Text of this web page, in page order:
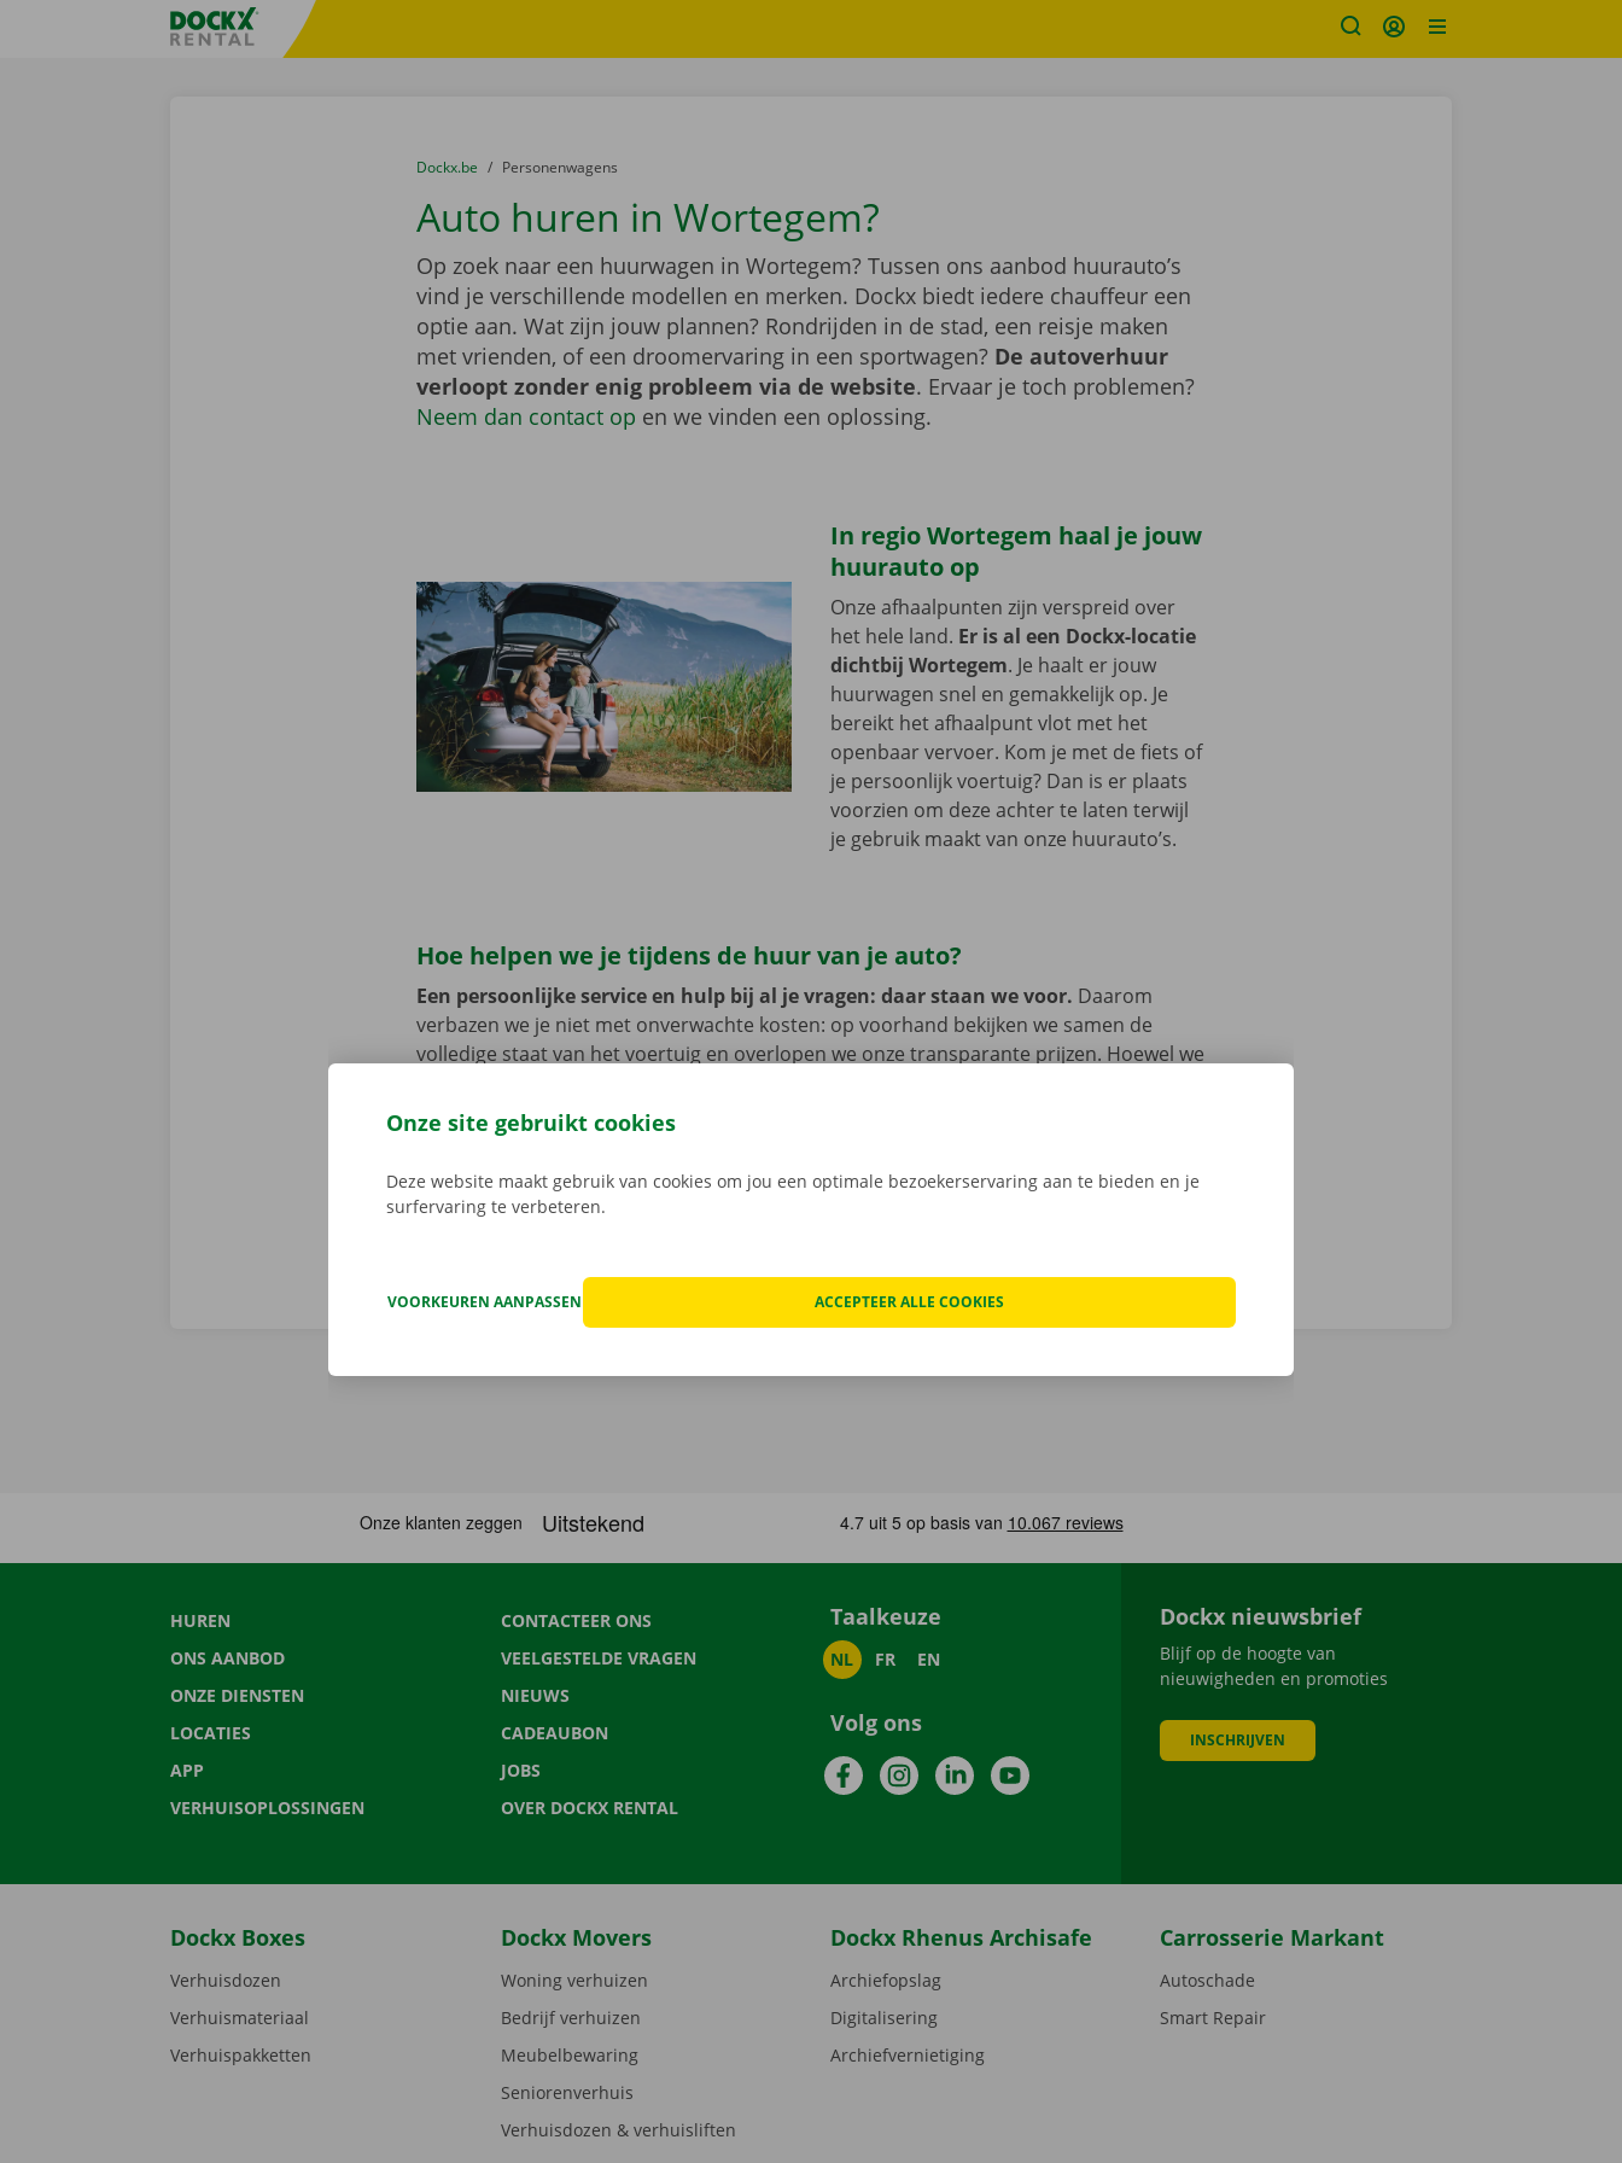
Taalselectie overslaanFratello DEMO
U bevindt zich hier:
van
Dockx.be naar
Personenwagens
Auto huren in Wortegem?
Op zoek naar een huurwagen in Wortegem? Tussen ons aanbod huurauto’s
vind je verschillende modellen en merken. Dockx biedt iedere chauffeur een
optie aan. Wat zijn jouw plannen? Rondrijden in de stad, een reisje maken
met vrienden, of een droomervaring in een sportwagen? De autoverhuur
verloopt zonder enig probleem via de website. Ervaar je toch problemen?
Neem dan contact op en we vinden een oplossing.
In regio Wortegem haal je jouw
huurauto op
Onze afhaalpunten zijn verspreid over
het hele land. Er is al een Dockx-locatie
dichtbij Wortegem. Je haalt er jouw
huurwagen snel en gemakkelijk op. Je
bereikt het afhaalpunt vlot met het
openbaar vervoer. Kom je met de fiets of
je persoonlijk voertuig? Dan is er plaats
voorzien om deze achter te laten terwijl
je gebruik maakt van onze huurauto’s.
Hoe helpen we je tijdens de huur van je auto?
Een persoonlijke service en hulp bij al je vragen: daar staan we voor. Daarom
verbazen we je niet met onverwachte kosten: op voorhand bekijken we samen de
volledige staat van het voertuig en overlopen we onze transparante prijzen. Hoewel we
vertoont. In dat geval staat er 24/7 assistentie en pechverhelping voor je klaar: in heel
Europa. Zo vertrek je zorgeloos op pad met je huurauto.
HUREN
ONS AANBOD
ONZE DIENSTEN
LOCATIES
APP
VERHUISOPLOSSINGEN
CONTACTEER ONS
VEELGESTELDE VRAGEN
NIEUWS
CADEAUBON
JOBS
OVER DOCKX RENTAL
Taalkeuze
NL FR EN
Volg ons
FacebookInstagramLinkedInYouTube
Dockx nieuwsbrief
Blijf op de hoogte van
nieuwigheden en promoties
INSCHRIJVEN
Dockx Boxes
Verhuisdozen
Verhuismateriaal
Verhuispakketten
Dockx Movers
Woning verhuizen
Bedrijf verhuizen
Meubelbewaring
Seniorenverhuis
Verhuisdozen & verhuisliften
Dockx Rhenus Archisafe
Archiefopslag
Digitalisering
Archiefvernietiging
Carrosserie Markant
Autoschade
Smart Repair
Onze site gebruikt cookies
Deze website maakt gebruik van cookies om jou een optimale bezoekerservaring aan te bieden en je
surfervaring te verbeteren.
VOORKEUREN AANPASSEN ACCEPTEER ALLE COOKIES